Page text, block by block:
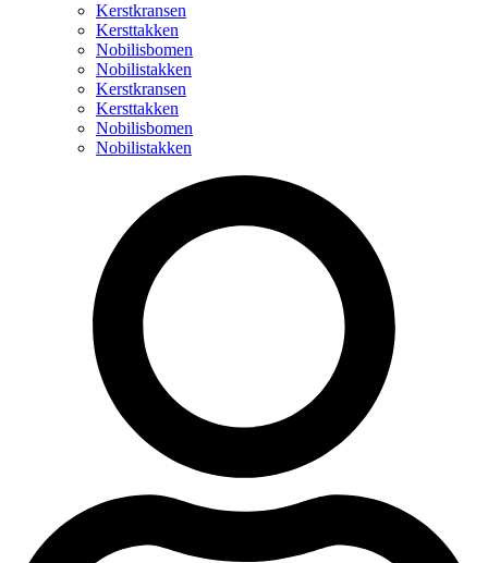
Kerstkransen
Kersttakken
Nobilisbomen
Nobilistakken
Kerstkransen
Kersttakken
Nobilisbomen
Nobilistakken